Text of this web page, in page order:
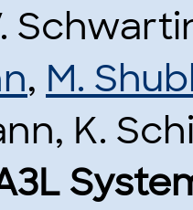
, M.
K.